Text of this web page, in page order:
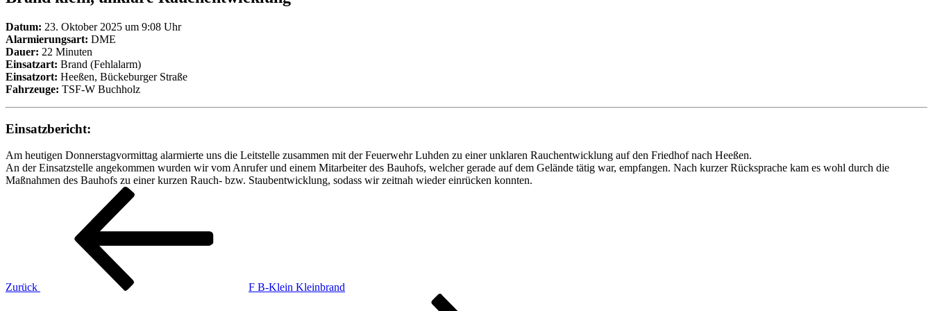
Datum: 23. Oktober 2025 um 9:08 Uhr
Alarmierungsart: DME
Dauer: 22 Minuten
Einsatzart: Brand (Fehlalarm)
Einsatzort: Heeßen, Bückeburger Straße
Fahrzeuge: TSF-W Buchholz
Einsatzbericht:
Am heutigen Donnerstagvormittag alarmierte uns die Leitstelle zusammen mit der Feuerwehr Luhden zu einer unklaren Rauchentwicklung auf den Friedhof nach Heeßen.
An der Einsatzstelle angekommen wurden wir vom Anrufer und einem Mitarbeiter des Bauhofs, welcher gerade auf dem Gelände tätig war, empfangen. Nach kurzer Rücksprache kam es wohl durch die
Maßnahmen des Bauhofs zu einer kurzen Rauch- bzw. Staubentwicklung, sodass wir zeitnah wieder einrücken konnten.
Beitragsnavigation
Zurück
F B-Klein Kleinbrand